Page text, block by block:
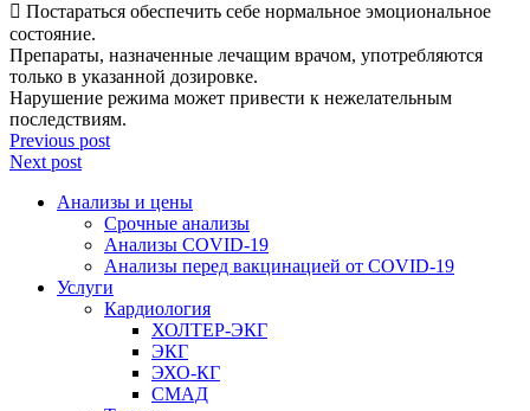
 Постараться обеспечить себе нормальное эмоциональное
состояние.
Препараты, назначенные лечащим врачом, употребляются
только в указанной дозировке.
Нарушение режима может привести к нежелательным
последствиям.
Previous post
Next post
Анализы и цены
Срочные анализы
Анализы COVID-19
Анализы перед вакцинацией от COVID-19
Услуги
Кардиология
ХОЛТЕР-ЭКГ
ЭКГ
ЭХО-КГ
СМАД